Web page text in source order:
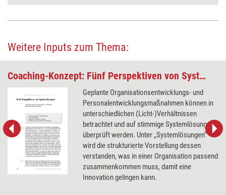
Weitere Inputs zum Thema:
Coaching-Konzept: Fünf Perspektiven von Systemlösungen
Geplante Organisationsentwicklungs- und
Personalentwicklungsmaßnahmen können in
unterschiedlichen (Licht-)Verhältnissen
betrachtet und auf stimmige Systemlösungen
überprüft werden. Unter „Systemlösungen“
wird die strukturierte Vorstellung dessen
verstanden, was in einer Organisation passend
zusammenkommen muss, damit eine
Innovation gelingen kann.